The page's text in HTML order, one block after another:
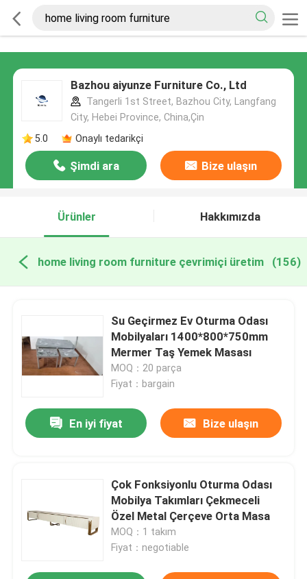
Bazhou aiyunze Furniture Co., Ltd
Tangerli 1st Street, Bazhou City, Langfang
City, Hebei Province, China,Çin
5.0
Onaylı tedarikçi
Şimdi ara Bize ulaşın
Ürünler Hakkımızda
home living room furniture çevrimiçi üretim (156)
Su Geçirmez Ev Oturma Odası
Mobilyaları 1400*800*750mm
Mermer Taş Yemek Masası
MOQ：20 parça
Fiyat：bargain
En iyi fiyat Bize ulaşın
Çok Fonksiyonlu Oturma Odası
Mobilya Takımları Çekmeceli
Özel Metal Çerçeve Orta Masa
MOQ：1 takım
Fiyat：negotiable